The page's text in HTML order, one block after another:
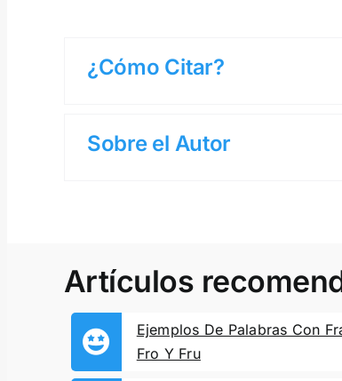
¿Cómo Citar?
Sobre el Autor
Artículos
Ejemplos De Palabras Con
Fro Y Fru